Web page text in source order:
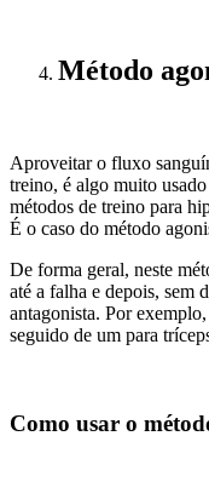
Método
Aproveitar o fluxo
treino, é algo muito
métodos de treino para
É o caso do método
De forma geral, neste
até a falha e depois, sem
antagonista. Por
seguido de um para
Como usar o